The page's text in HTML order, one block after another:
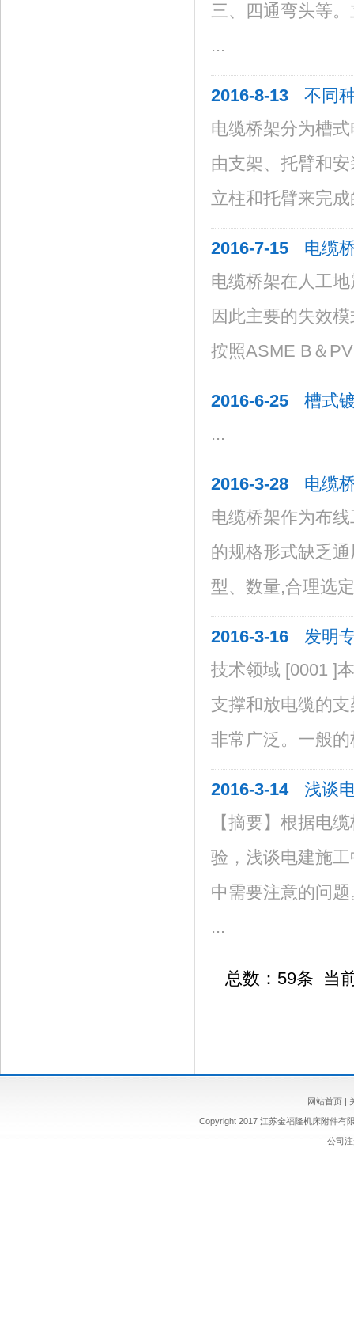
三、四通弯头等
...
2016-8-13
不同
电缆桥架分为槽
由支架、托臂和
立柱和托臂来完
2016-7-15
电缆
电缆桥架在人工
因此主要的失效
按照ASME B＆
2016-6-25
槽式
...
2016-3-28
电缆
电缆桥架作为布
的规格形式缺乏
型、数量,合理选
2016-3-16
发明
技术领域 [0001 ]
支撑和放电缆的
非常广泛。一般的
2016-3-14
浅谈
【摘要】根据电
验，浅谈电建施
中需要注意的问
...
总数：59条 当
网站首页|
Copyright 2017 江苏金福隆机床附件有
公司